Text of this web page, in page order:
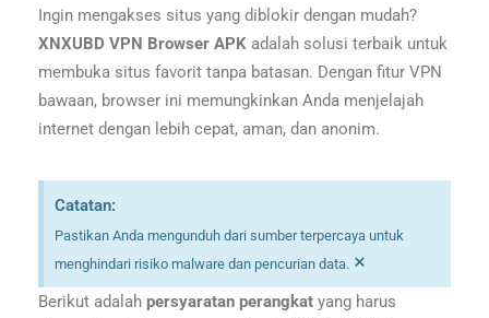
Ingin mengakses situs yang diblokir dengan mudah?
XNXUBD VPN Browser APK adalah solusi terbaik untuk
membuka situs favorit tanpa batasan. Dengan fitur VPN
bawaan, browser ini memungkinkan Anda menjelajah
internet dengan lebih cepat, aman, dan anonim.
Catatan:
Pastikan Anda mengunduh dari sumber terpercaya untuk
menghindari risiko malware dan pencurian data. ×
Berikut adalah persyaratan perangkat yang harus